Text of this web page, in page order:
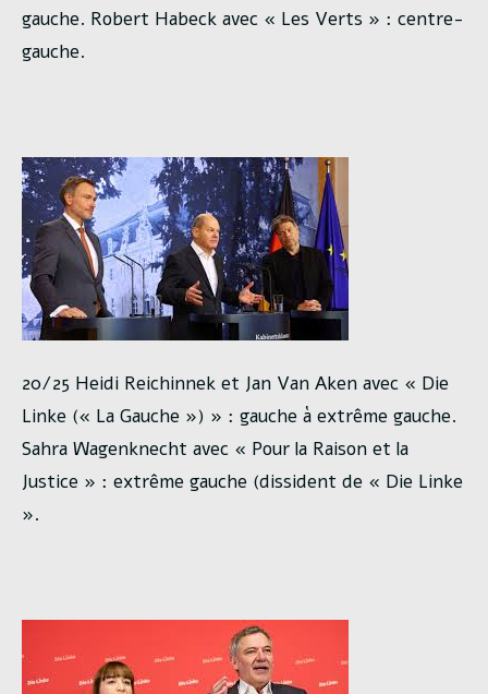
gauche. Robert Habeck avec « Les Verts » : centre-
gauche.
20/25 Heidi Reichinnek et Jan Van Aken avec « Die
Linke (« La Gauche ») » : gauche à extrême gauche.
Sahra Wagenknecht avec « Pour la Raison et la
Justice » : extrême gauche (dissident de « Die Linke
».